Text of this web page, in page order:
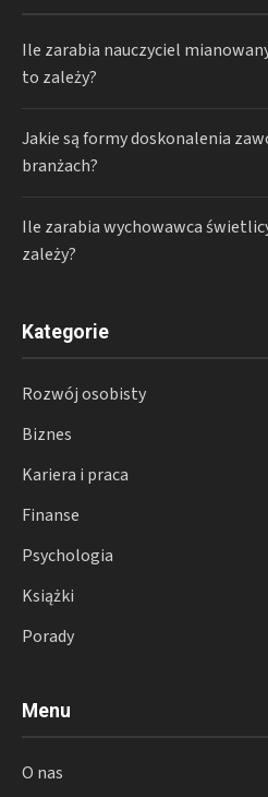
Ile zarabia nauczyciel
to zależy?
Jakie są formy doskonalenia
branżach?
Ile zarabia wychowawca
zależy?
Kategorie
Rozwój osobisty
Biznes
Kariera i praca
Finanse
Psychologia
Książki
Porady
Menu
O nas